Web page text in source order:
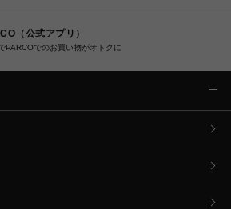
（公式アプリ）
PARCOでのお買い物がオトクに